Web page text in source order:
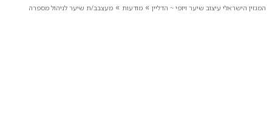
המגזין הישראלי עיצוב שיער ויופי ~ הדליין » מודעות » מעצבב/ת שיער לניהול מספרה